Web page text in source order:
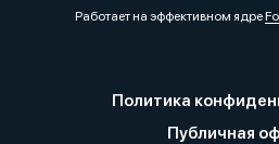
Работает на эффективном ядре
Политика
Публичная